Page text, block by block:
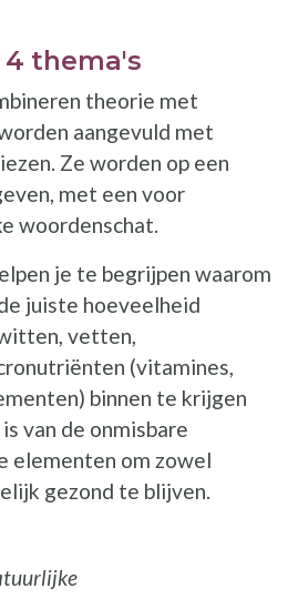
4 thema's
theorie met
aangevuld met
Ze worden op een
met een voor
woordenschat.
je te begrijpen waarom
juiste hoeveelheid
vetten,
(vitamines,
binnen te krijgen
van de onmisbare
elementen om zowel
gezond te blijven.